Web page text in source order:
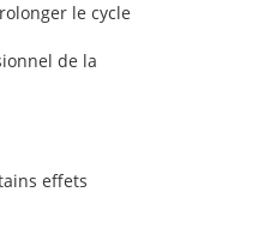
le cycle
de la
effets